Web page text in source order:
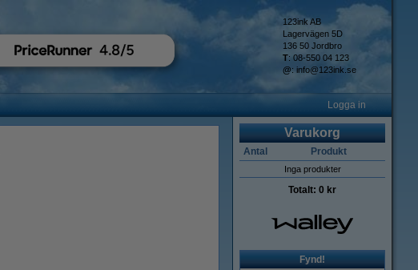
123ink AB
Lagervägen 5D
136 50 Jordbro
T: 08-550 04 123
@: info@123ink.se
Logga in
Varukorg
Antal Produkt
Inga produkter
Totalt: 0 kr
Fynd!